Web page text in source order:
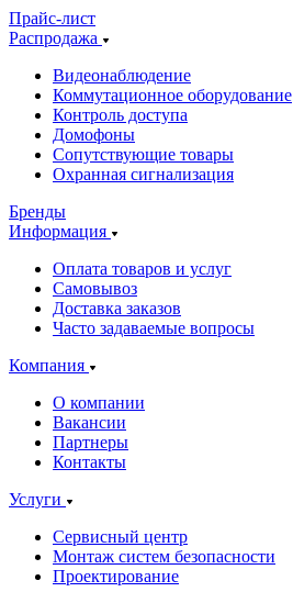
Прайс-лист
Распродажа
Видеонаблюдение
Коммутационное оборудование
Контроль доступа
Домофоны
Сопутствующие товары
Охранная сигнализация
Бренды
Информация
Оплата товаров и услуг
Самовывоз
Доставка заказов
Часто задаваемые вопросы
Компания
О компании
Вакансии
Партнеры
Контакты
Услуги
Сервисный центр
Монтаж систем безопасности
Проектирование